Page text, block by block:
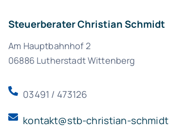
Steuerberater Christian Schmidt
Am Hauptbahnhof 2
06886 Lutherstadt Wittenberg
03491 / 473126
kontakt@stb-christian-